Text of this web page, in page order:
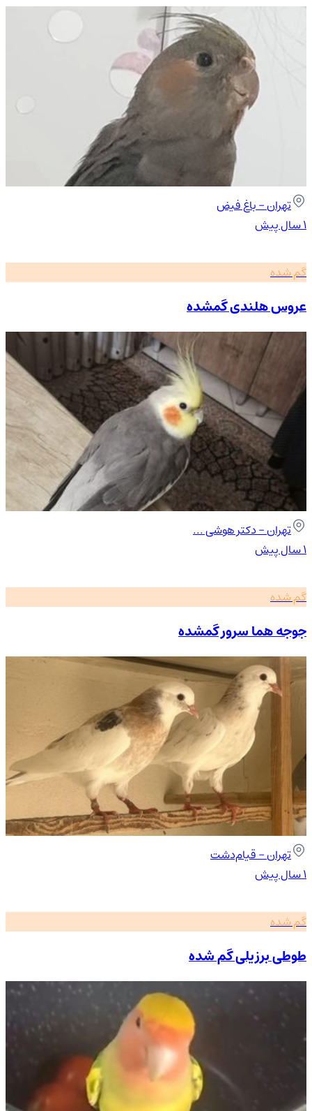
تهران- باغ فیض
۱ سال پیش
گم شده
عروس هلندی گمشده
تهران- دکتر هوشی ...
۱ سال پیش
گم شده
جوجه هما سرور گمشده
تهران- قیام‌دشت
۱ سال پیش
گم شده
طوطی برزیلی گم شده